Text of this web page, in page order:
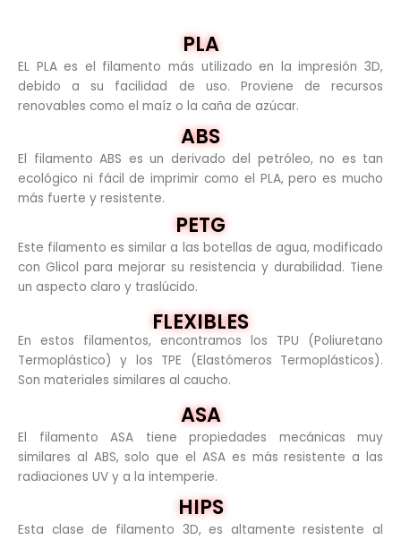
PLA
EL PLA es el filamento más utilizado en la impresión 3D,
debido a su facilidad de uso. Proviene de recursos
renovables como el maíz o la caña de azúcar.
ABS
El filamento ABS es un derivado del petróleo, no es tan
ecológico ni fácil de imprimir como el PLA, pero es mucho
más fuerte y resistente.
PETG
Este filamento es similar a las botellas de agua, modificado
con Glicol para mejorar su resistencia y durabilidad. Tiene
un aspecto claro y traslúcido.
FLEXIBLES
En estos filamentos, encontramos los TPU (Poliuretano
Termoplástico) y los TPE (Elastómeros Termoplásticos).
Son materiales similares al caucho.
ASA
El filamento ASA tiene propiedades mecánicas muy
similares al ABS, solo que el ASA es más resistente a las
radiaciones UV y a la intemperie.
HIPS
Esta clase de filamento 3D, es altamente resistente al